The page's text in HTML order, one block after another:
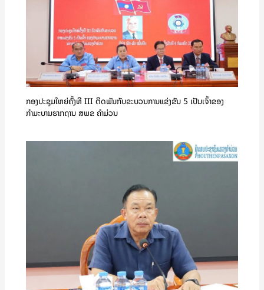
ກອງປະຊຸມໃຫຍ່ຄັ້ງທີ III ຕິດພັນກັບຂະບວນການແຂ່ງຂັນ 5 ເປັນເຈົ້າຂອງ
ກຳມະບານຮາກຖານ ສພຂ ຄໍາມ່ວນ